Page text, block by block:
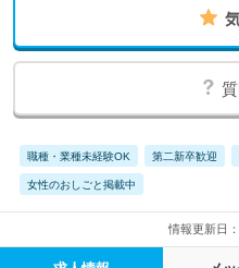
職種・業種未経験OK 第二新卒歓迎
女性のおしごと掲載中
情報更新日